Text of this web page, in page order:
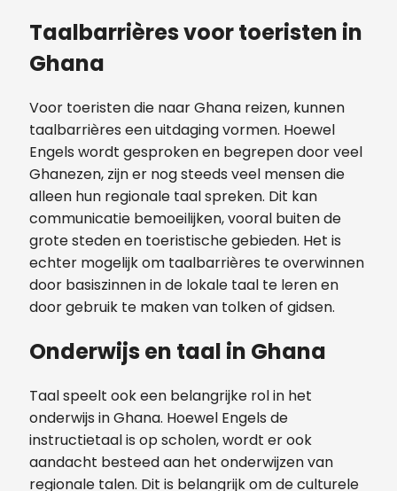
Taalbarrières voor toeristen in
Ghana
Voor toeristen die naar Ghana reizen, kunnen
taalbarrières een uitdaging vormen. Hoewel
Engels wordt gesproken en begrepen door veel
Ghanezen, zijn er nog steeds veel mensen die
alleen hun regionale taal spreken. Dit kan
communicatie bemoeilijken, vooral buiten de
grote steden en toeristische gebieden. Het is
echter mogelijk om taalbarrières te overwinnen
door basiszinnen in de lokale taal te leren en
door gebruik te maken van tolken of gidsen.
Onderwijs en taal in Ghana
Taal speelt ook een belangrijke rol in het
onderwijs in Ghana. Hoewel Engels de
instructietaal is op scholen, wordt er ook
aandacht besteed aan het onderwijzen van
regionale talen. Dit is belangrijk om de culturele